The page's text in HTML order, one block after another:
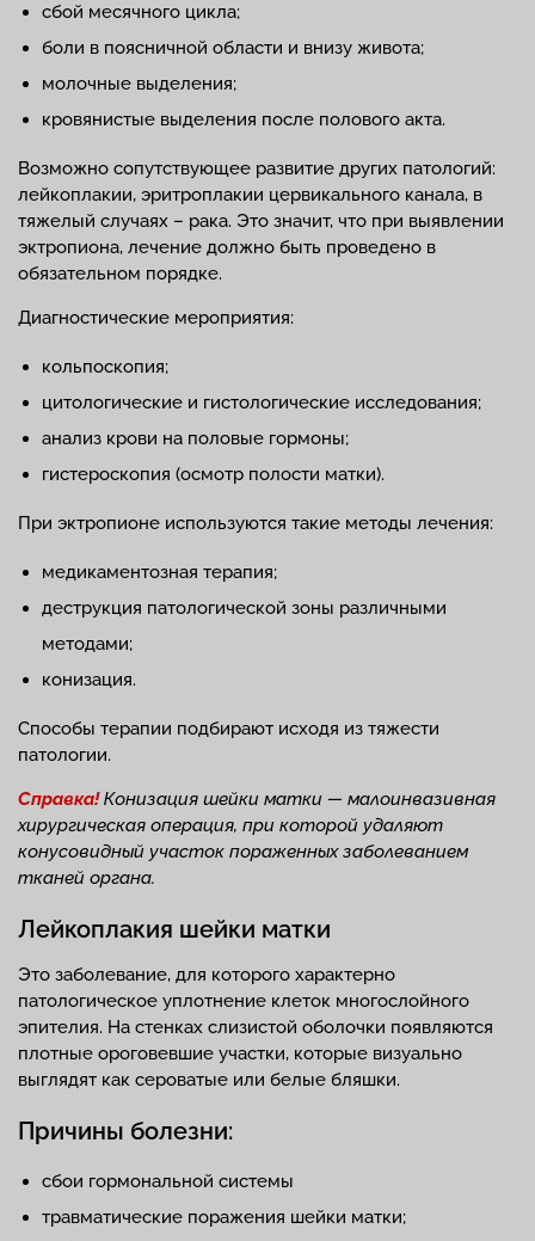
сбой месячного цикла;
боли в поясничной области и внизу живота;
молочные выделения;
кровянистые выделения после полового акта.
Возможно сопутствующее развитие других патологий:
лейкоплакии, эритроплакии цервикального канала, в
тяжелый случаях – рака. Это значит, что при выявлении
эктропиона, лечение должно быть проведено в
обязательном порядке.
Диагностические мероприятия:
кольпоскопия;
цитологические и гистологические исследования;
анализ крови на половые гормоны;
гистероскопия (осмотр полости матки).
При эктропионе используются такие методы лечения:
медикаментозная терапия;
деструкция патологической зоны различными
методами;
конизация.
Способы терапии подбирают исходя из тяжести
патологии.
Справка!Конизация шейки матки — малоинвазивная
хирургическая операция, при которой удаляют
конусовидный участок пораженных заболеванием
тканей органа.
Лейкоплакия шейки матки
Это заболевание, для которого характерно
патологическое уплотнение клеток многослойного
эпителия. На стенках слизистой оболочки появляются
плотные ороговевшие участки, которые визуально
выглядят как сероватые или белые бляшки.
Причины болезни:
сбои гормональной системы
травматические поражения шейки матки;